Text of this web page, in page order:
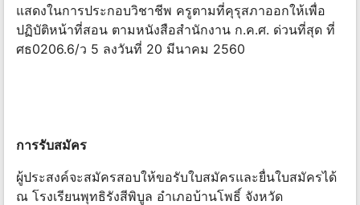
แสดงในการประกอบวิชาชีพ ครูตามที่คุรุสภาออกให้เพื่อ
ปฏิบัติหน้าที่สอน ตามหนังสือสํานักงาน ก.ค.ศ. ด่วนที่สุด ที่
ศธ0206.6/ว 5 ลงวันที่ 20 มีนาคม 2560
การรับสมัคร
ผู้ประสงค์จะสมัครสอบให้ขอรับใบสมัครและยื่นใบสมัครได้
ณ โรงเรียนพุทธิรังสีพิบูล อําเภอบ้านโพธิ์ จังหวัด